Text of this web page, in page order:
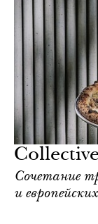
Сочетание
и
Guide